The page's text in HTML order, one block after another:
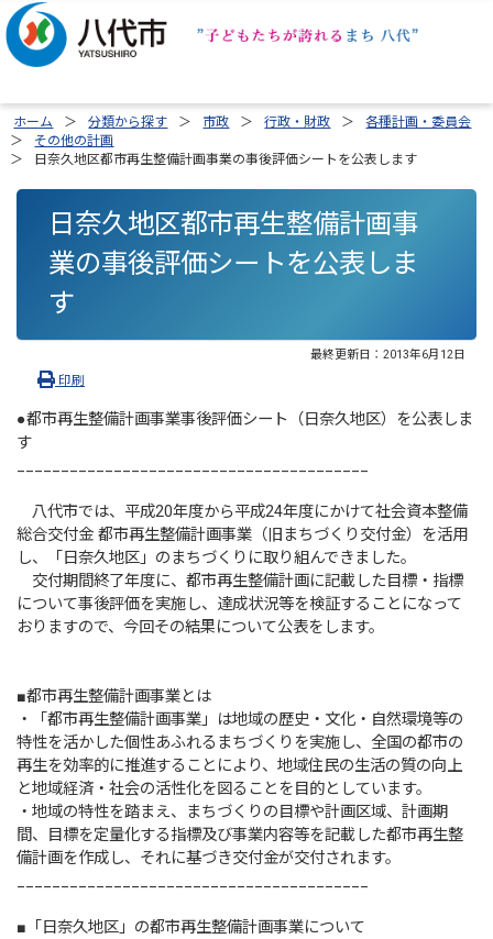
ホーム 分類から探す 市政 行政・財政
各種計画・委員会
その他の計画
日奈久地区都市再生整備計画事業の事後評価シートを公表します
日奈久地区都市再生整備計画事
業の事後評価シートを公表しま
す
最終更新日： 2013年6月12日
印刷
●都市再生整備計画事業事後評価シート（日奈久地区）を公表しま
す
八代市では、平成20年度から平成24年度にかけて社会資本整備
総合交付金 都市再生整備計画事業（旧まちづくり交付金）を活用
し、「日奈久地区」のまちづくりに取り組んできました。
交付期間終了年度に、都市再生整備計画に記載した目標・指標
について事後評価を実施し、達成状況等を検証することになって
おりますので、今回その結果について公表をします。
■都市再生整備計画事業とは
・「都市再生整備計画事業」は地域の歴史・文化・自然環境等の
特性を活かした個性あふれるまちづくりを実施し、全国の都市の
再生を効率的に推進することにより、地域住民の生活の質の向上
と地域経済・社会の活性化を図ることを目的としています。
・地域の特性を踏まえ、まちづくりの目標や計画区域、計画期
間、目標を定量化する指標及び事業内容等を記載した都市再生整
備計画を作成し、それに基づき交付金が交付されます。
■「日奈久地区」の都市再生整備計画事業について